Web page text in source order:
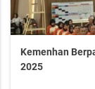
Kemenhan
2025